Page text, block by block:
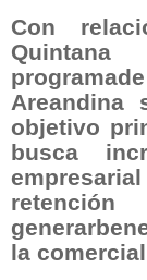
Con
Areandina
objetivo
busca
la